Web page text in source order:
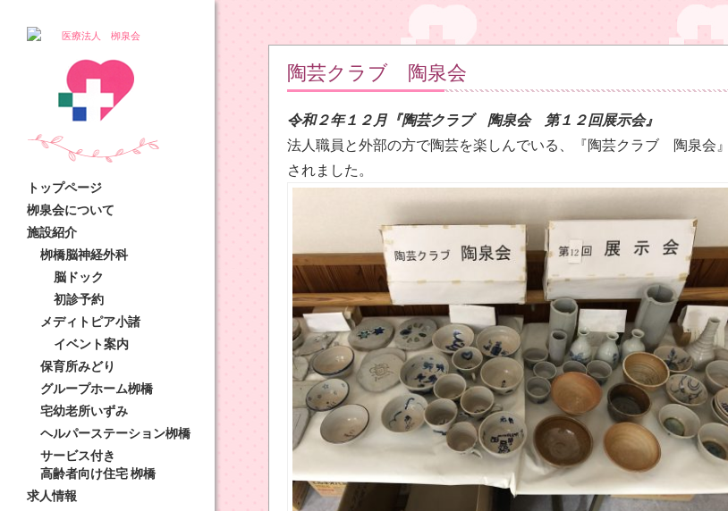
トップページ
栁泉会について
施設紹介
栁橋脳神経外科
脳ドック
初診予約
メディトピア小諸
イベント案内
保育所みどり
グループホーム栁橋
宅幼老所いずみ
ヘルパーステーション栁橋
サービス付き
高齢者向け住宅 栁橋
求人情報
陶芸クラブ 陶泉会
令和２年１２月『陶芸クラブ 陶泉会 第１２回展示会』
法人職員と外部の方で陶芸を楽しんでいる、『陶芸クラブ 陶泉会
されました。